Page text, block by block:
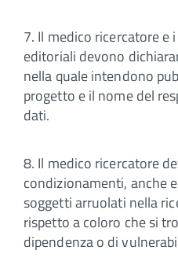
7. Il medico ricercatore e
editoriali devono
nella quale intendono
progetto e il nome del
dati.
8. Il medico ricercatore
condizionamenti, anche
soggetti arruolati nella
rispetto a coloro che si
dipendenza o di